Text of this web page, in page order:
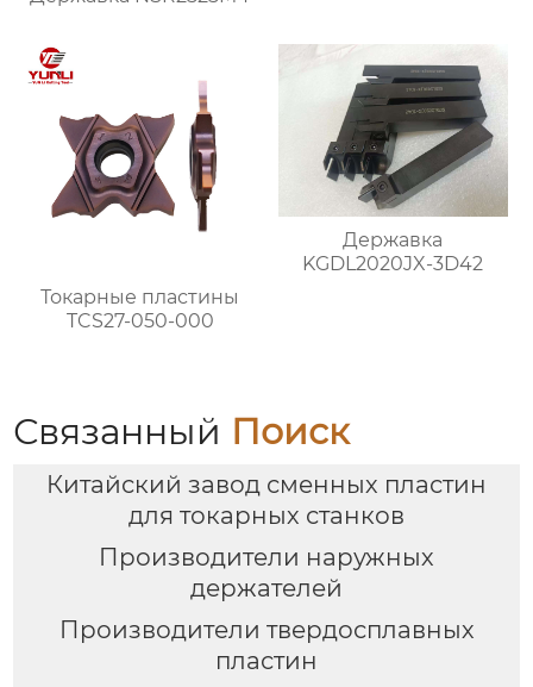
Токарные пластины
TCS27-050-000
Державка
KGDL2020JX-3D42
Связанный Поиск
Китайский завод сменных пластин
для токарных станков
Производители наружных
держателей
Производители твердосплавных
пластин